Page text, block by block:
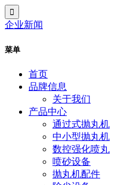
企业新闻
菜单
首页
品牌信息
关于我们
产品中心
通过式抛丸机
中小型抛丸机
数控强化喷丸
喷砂设备
抛丸机配件